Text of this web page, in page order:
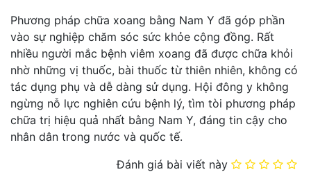
Phương pháp chữa xoang bằng Nam Y đã góp phần
vào sự nghiệp chăm sóc sức khỏe cộng đồng. Rất
nhiều người mắc bệnh viêm xoang đã được chữa khỏi
nhờ những vị thuốc, bài thuốc từ thiên nhiên, không có
tác dụng phụ và dễ dàng sử dụng. Hội đông y không
ngừng nỗ lực nghiên cứu bệnh lý, tìm tòi phương pháp
chữa trị hiệu quả nhất bằng Nam Y, đáng tin cậy cho
nhân dân trong nước và quốc tế.
Đánh giá bài viết này